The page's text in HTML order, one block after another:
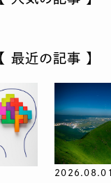
【 最近の記事 】
2026.08.01